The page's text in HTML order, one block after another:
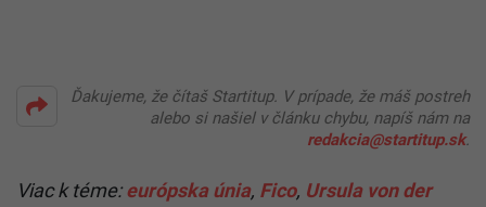
Ďakujeme, že čítaš Startitup. V prípade, že máš postreh
alebo si našiel v článku chybu, napíš nám na
redakcia@startitup.sk.
Viac k téme:európska únia, Fico, Ursula von der